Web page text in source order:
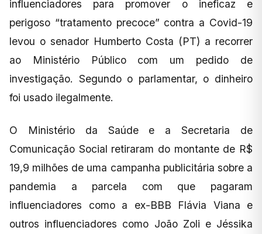
influenciadores para promover o ineficaz e
perigoso “tratamento precoce” contra a Covid-19
levou o senador Humberto Costa (PT) a recorrer
ao Ministério Público com um pedido de
investigação. Segundo o parlamentar, o dinheiro
foi usado ilegalmente.
O Ministério da Saúde e a Secretaria de
Comunicação Social retiraram do montante de R$
19,9 milhões de uma campanha publicitária sobre a
pandemia a parcela com que pagaram
influenciadores como a ex-BBB Flávia Viana e
outros influenciadores como João Zoli e Jéssika